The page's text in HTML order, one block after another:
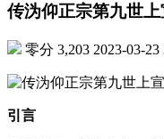
传沩仰正宗第九世
零分 3,203 2023-03-23
引言